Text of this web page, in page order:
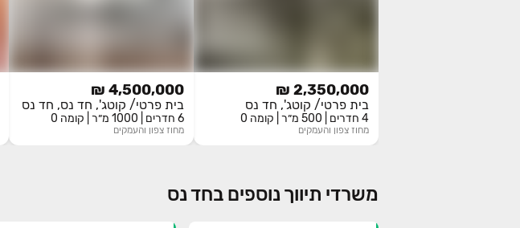
2,350,000 ₪
בית פרטי/ קוטג', חד נס
4 חדרים | 500 מ״ר | קומה 0
מחוז צפון והעמקים
4,500,000 ₪
בית פרטי/ קוטג', חד נס, חד נס
6 חדרים | 1000 מ״ר | קומה 0
מחוז צפון והעמקים
משרדי תיווך נוספים בחד נס